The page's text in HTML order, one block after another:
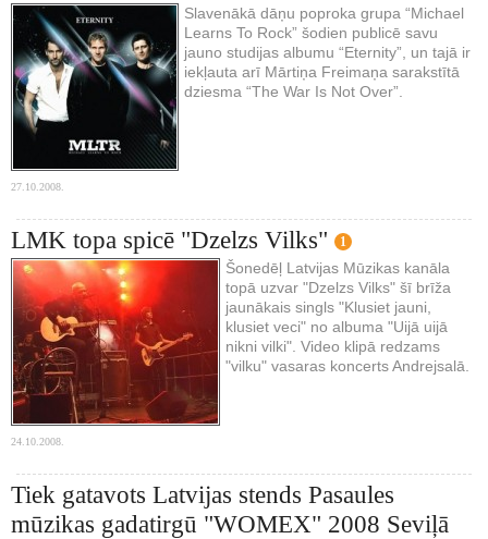
Slavenākā dāņu poproka grupa “Michael
Learns To Rock” šodien publicē savu
jauno studijas albumu “Eternity”, un tajā ir
iekļauta arī Mārtiņa Freimaņa sarakstītā
dziesma “The War Is Not Over”.
27.10.2008.
LMK topa spicē "Dzelzs Vilks" 1
Šonedēļ Latvijas Mūzikas kanāla
topā uzvar "Dzelzs Vilks" šī brīža
jaunākais singls "Klusiet jauni,
klusiet veci" no albuma "Uijā uijā
nikni vilki". Video klipā redzams
"vilku" vasaras koncerts Andrejsalā.
24.10.2008.
Tiek gatavots Latvijas stends Pasaules
mūzikas gadatirgū "WOMEX" 2008 Seviļā